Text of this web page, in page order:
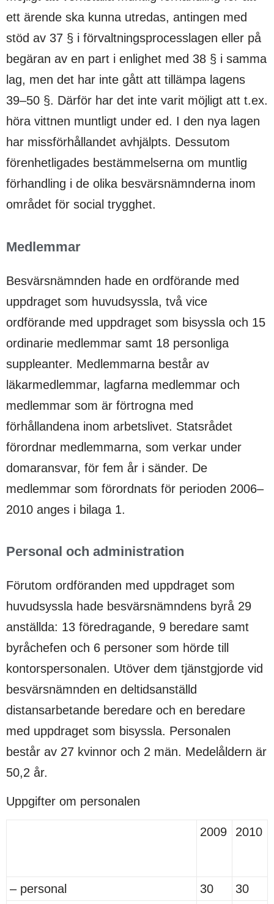
ett ärende ska kunna utredas, antingen med
stöd av 37 § i förvaltningsprocesslagen eller på
begäran av en part i enlighet med 38 § i samma
lag, men det har inte gått att tillämpa lagens
39–50 §. Därför har det inte varit möjligt att t.ex.
höra vittnen muntligt under ed. I den nya lagen
har missförhållandet avhjälpts. Dessutom
förenhetligades bestämmelserna om muntlig
förhandling i de olika besvärsnämnderna inom
området för social trygghet.
Medlemmar
Besvärsnämnden hade en ordförande med
uppdraget som huvudsyssla, två vice
ordförande med uppdraget som bisyssla och 15
ordinarie medlemmar samt 18 personliga
suppleanter. Medlemmarna består av
läkarmedlemmar, lagfarna medlemmar och
medlemmar som är förtrogna med
förhållandena inom arbetslivet. Statsrådet
förordnar medlemmarna, som verkar under
domaransvar, för fem år i sänder. De
medlemmar som förordnats för perioden 2006–
2010 anges i bilaga 1.
Personal och administration
Förutom ordföranden med uppdraget som
huvudsyssla hade besvärsnämndens byrå 29
anställda: 13 föredragande, 9 beredare samt
byråchefen och 6 personer som hörde till
kontorspersonalen. Utöver dem tjänstgjorde vid
besvärsnämnden en deltidsanställd
distansarbetande beredare och en beredare
med uppdraget som bisyssla. Personalen
består av 27 kvinnor och 2 män. Medelåldern är
50,2 år.
Uppgifter om personalen
2009 2010
– personal 30
30